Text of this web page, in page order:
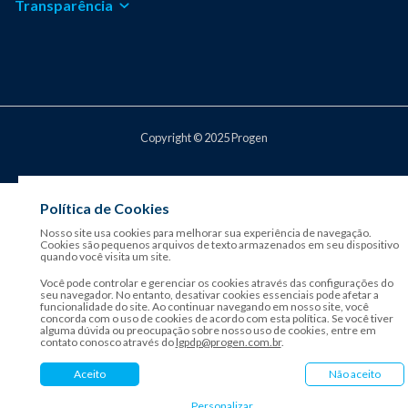
Transparência
Copyright © 2025 Progen
Política de Cookies
Nosso site usa cookies para melhorar sua experiência de navegação.
Cookies são pequenos arquivos de texto armazenados em seu dispositivo
quando você visita um site.
Você pode controlar e gerenciar os cookies através das configurações do
seu navegador. No entanto, desativar cookies essenciais pode afetar a
funcionalidade do site. Ao continuar navegando em nosso site, você
concorda com o uso de cookies de acordo com esta política. Se você tiver
alguma dúvida ou preocupação sobre nosso uso de cookies, entre em
contato conosco através do lgpdp@progen.com.br.
Aceito Não aceito